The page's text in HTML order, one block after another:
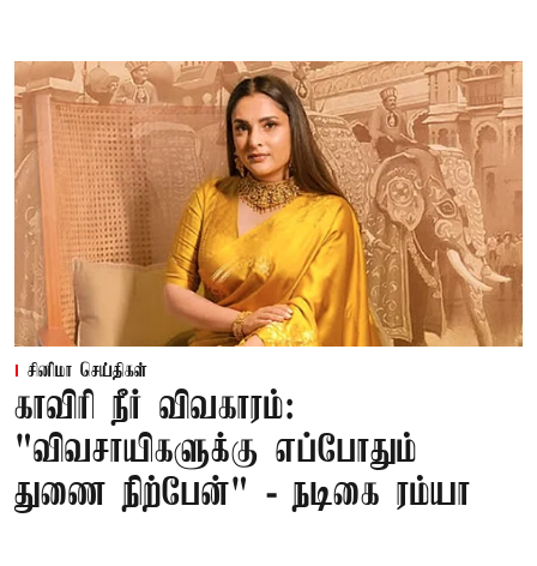
சினிமா செய்திகள்
காவிரி நீர் விவகாரம்:
"விவசாயிகளுக்கு எப்போதும்
துணை நிற்பேன்" - நடிகை ரம்யா